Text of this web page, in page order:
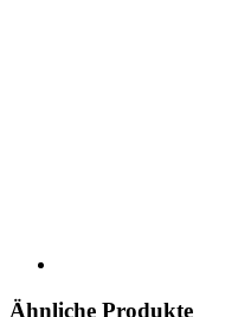
Ähnliche Produkte